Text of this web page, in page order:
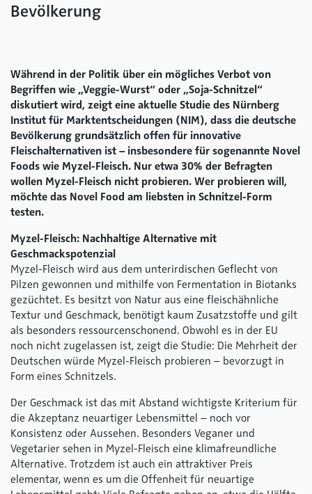
Bevölkerung
Während in der Politik über ein mögliches Verbot von
Begriffen wie „Veggie-Wurst“ oder „Soja-Schnitzel“
diskutiert wird, zeigt eine aktuelle Studie des Nürnberg
Institut für Marktentscheidungen (NIM), dass die deutsche
Bevölkerung grundsätzlich offen für innovative
Fleischalternativen ist – insbesondere für sogenannte Novel
Foods wie Myzel-Fleisch. Nur etwa 30% der Befragten
wollen Myzel-Fleisch nicht probieren. Wer probieren will,
möchte das Novel Food am liebsten in Schnitzel-Form
testen.
Myzel-Fleisch: Nachhaltige Alternative mit
Geschmackspotenzial
Myzel-Fleisch wird aus dem unterirdischen Geflecht von
Pilzen gewonnen und mithilfe von Fermentation in Biotanks
gezüchtet. Es besitzt von Natur aus eine fleischähnliche
Textur und Geschmack, benötigt kaum Zusatzstoffe und gilt
als besonders ressourcenschonend. Obwohl es in der EU
noch nicht zugelassen ist, zeigt die Studie: Die Mehrheit der
Deutschen würde Myzel-Fleisch probieren – bevorzugt in
Form eines Schnitzels.
Der Geschmack ist das mit Abstand wichtigste Kriterium für
die Akzeptanz neuartiger Lebensmittel – noch vor
Konsistenz oder Aussehen. Besonders Veganer und
Vegetarier sehen in Myzel-Fleisch eine klimafreundliche
Alternative. Trotzdem ist auch ein attraktiver Preis
elementar, wenn es um die Offenheit für neuartige